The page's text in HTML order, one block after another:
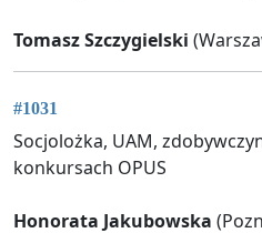
Tomasz Szczygielski
#1031
Socjolożka, UAM,
konkursach OPUS
Honorata Jakubowska